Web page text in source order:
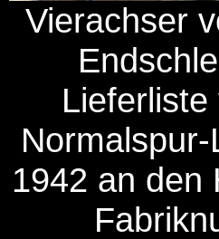
Vierachser
1942 an den